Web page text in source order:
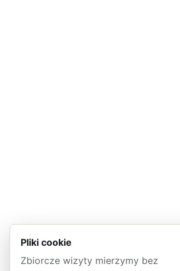
Pliki cookie
Zbiorcze wizyty mierzymy bez